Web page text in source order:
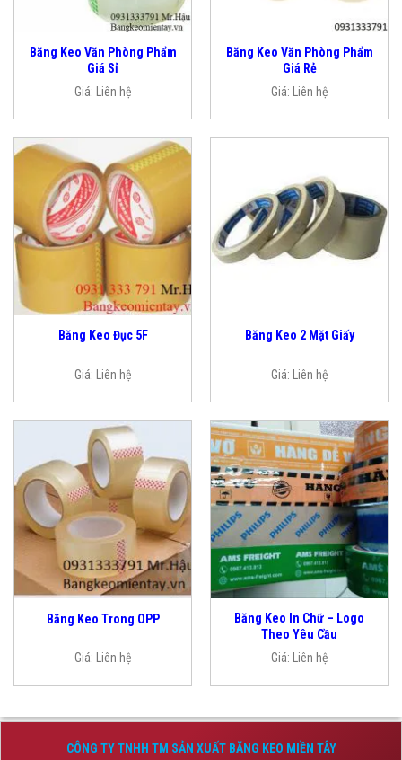
Băng Keo Văn Phòng Phẩm
Giá Sỉ
Giá: Liên hệ
Băng Keo Văn Phòng Phẩm
Giá Rẻ
Giá: Liên hệ
Băng Keo Đục 5F
Giá: Liên hệ
Băng Keo 2 Mặt Giấy
Giá: Liên hệ
Băng Keo Trong OPP
Giá: Liên hệ
Băng Keo In Chữ – Logo
Theo Yêu Cầu
Giá:
Liên hệ
CÔNG TY TNHH TM SẢN XUẤT BĂNG KEO MIỀN TÂY